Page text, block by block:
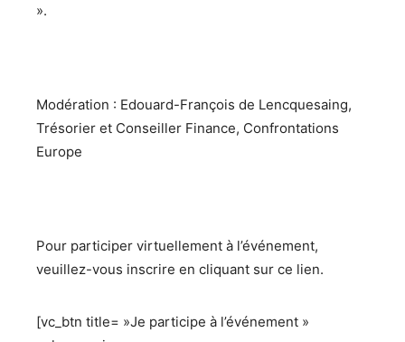
».
Modération : Edouard-François de Lencquesaing,
Trésorier et Conseiller Finance, Confrontations
Europe
Pour participer virtuellement à l’événement,
veuillez-vous inscrire en cliquant sur ce lien.
[vc_btn title= »Je participe à l’événement »